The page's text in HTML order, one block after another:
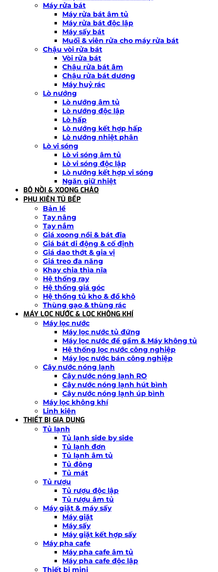
Máy rửa bát
Máy rửa bát âm tủ
Máy rửa bát độc lập
Máy sấy bát
Muối & viên rửa cho máy rửa bát
Chậu vòi rửa bát
Vòi rửa bát
Chậu rửa bát âm
Chậu rửa bát dương
Máy huỷ rác
Lò nướng
Lò nướng âm tủ
Lò nướng độc lập
Lò hấp
Lò nướng kết hợp hấp
Lò nướng nhiệt phân
Lò vi sóng
Lò vi sóng âm tủ
Lò vi sóng độc lập
Lò nướng kết hợp vi sóng
Ngăn giữ nhiệt
BỘ NỒI & XOONG CHẢO
PHỤ KIỆN TỦ BẾP
Bản lề
Tay nâng
Tay nắm
Giá xoong nồi & bát đĩa
Giá bát di động & cố định
Giá dao thớt & gia vị
Giá treo đa năng
Khay chia thìa nĩa
Hệ thống ray
Hệ thống giá góc
Hệ thống tủ kho & đồ khô
Thùng gạo & thùng rác
MÁY LỌC NƯỚC & LỌC KHÔNG KHÍ
Máy lọc nước
Máy lọc nước tủ đứng
Máy lọc nước để gầm & Máy không tủ
Hệ thống lọc nước công nghiệp
Máy lọc nước bán công nghiệp
Cây nước nóng lạnh
Cây nước nóng lạnh RO
Cây nước nóng lạnh hút bình
Cây nước nóng lạnh úp bình
Máy lọc không khí
Linh kiện
THIẾT BỊ GIA DỤNG
Tủ lạnh
Tủ lạnh side by side
Tủ lạnh đơn
Tủ lạnh âm tủ
Tủ đông
Tủ mát
Tủ rượu
Tủ rượu độc lập
Tủ rượu âm tủ
Máy giặt & máy sấy
Máy giặt
Máy sấy
Máy giặt kết hợp sấy
Máy pha cafe
Máy pha cafe âm tủ
Máy pha cafe độc lập
Thiết bị mini